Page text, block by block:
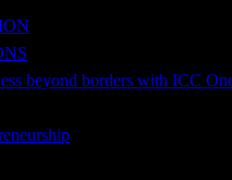
beyond borders with ICC
terlibat di dalam
beserta peran dan
metode pembayaran,
transaksi dokumen
dan finance),
money